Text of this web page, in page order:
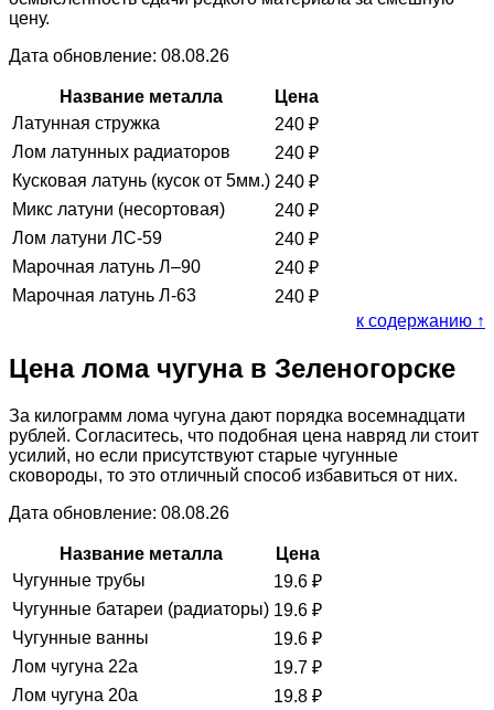
цену.
Дата обновление: 08.08.26
Название металла
Цена
Латунная стружка
240 ₽
Лом латунных радиаторов
240 ₽
Кусковая латунь (кусок от 5мм.) 240 ₽
Микс латуни (несортовая)
240 ₽
Лом латуни ЛС-59
240 ₽
Марочная латунь Л–90
240 ₽
Марочная латунь Л-63
240 ₽
к содержанию ↑
Цена лома чугуна в Зеленогорске
За килограмм лома чугуна дают порядка восемнадцати
рублей. Согласитесь, что подобная цена навряд ли стоит
усилий, но если присутствуют старые чугунные
сковороды, то это отличный способ избавиться от них.
Дата обновление: 08.08.26
Название металла
Цена
Чугунные трубы
19.6 ₽
Чугунные батареи (радиаторы) 19.6 ₽
Чугунные ванны
19.6 ₽
Лом чугуна 22а
19.7 ₽
Лом чугуна 20а
19.8 ₽